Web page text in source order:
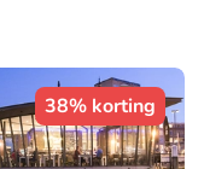
38% korting